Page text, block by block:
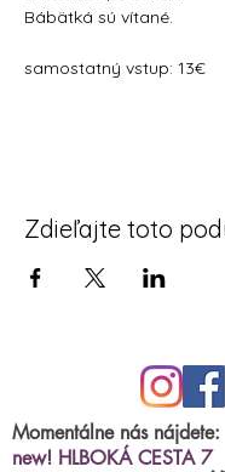
Bábätká sú vítané.
samostatný vstup: 13€
Zdieľajte toto
Momentálne nás nájdete:
new! HLBOKÁ CESTA 7